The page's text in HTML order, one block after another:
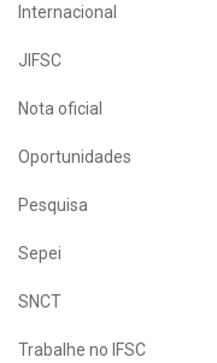
Internacional
JIFSC
Nota oficial
Oportunidades
Pesquisa
Sepei
SNCT
Trabalhe no IFSC